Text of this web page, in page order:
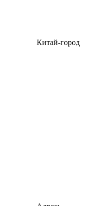
Китай-город